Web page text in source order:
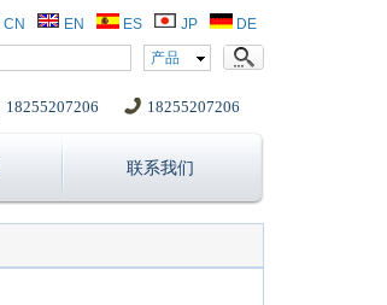
CN EN ES JP
DE
产品
18255207206
18255207206
联系我们